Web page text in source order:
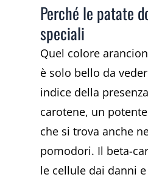
Perché le patate
speciali
Quel colore
è solo bello da
indice della
carotene, un
che si trova anche
pomodori. Il beta-
le cellule dai danni